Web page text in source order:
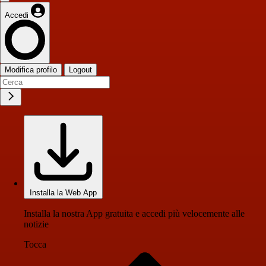
Accedi
Modifica profilo Logout
Installa la Web App
Installa la nostra App gratuita e accedi più velocemente alle
notizie
Tocca